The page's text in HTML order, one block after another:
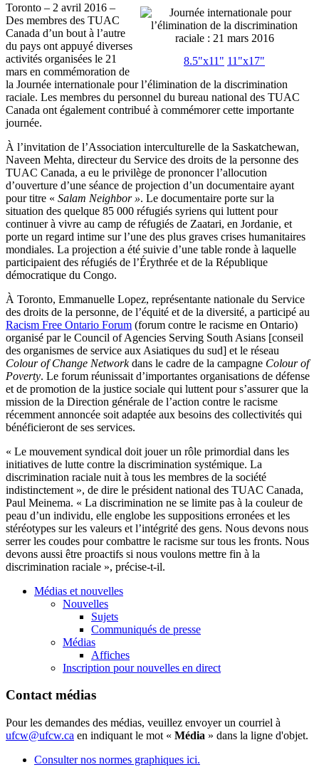
8.5"x11" 11"x17"
Toronto – 2 avril 2016 –
Des membres des TUAC
Canada d’un bout à l’autre
du pays ont appuyé diverses
activités organisées le 21
mars en commémoration de
la Journée internationale pour l’élimination de la discrimination
raciale. Les membres du personnel du bureau national des TUAC
Canada ont également contribué à commémorer cette importante
journée.
À l’invitation de l’Association interculturelle de la Saskatchewan,
Naveen Mehta, directeur du Service des droits de la personne des
TUAC Canada, a eu le privilège de prononcer l’allocution
d’ouverture d’une séance de projection d’un documentaire ayant
pour titre « Salam Neighbor ». Le documentaire porte sur la
situation des quelque 85 000 réfugiés syriens qui luttent pour
continuer à vivre au camp de réfugiés de Zaatari, en Jordanie, et
porte un regard intime sur l’une des plus graves crises humanitaires
mondiales. La projection a été suivie d’une table ronde à laquelle
participaient des réfugiés de l’Érythrée et de la République
démocratique du Congo.
À Toronto, Emmanuelle Lopez, représentante nationale du Service
des droits de la personne, de l’équité et de la diversité, a participé au
Racism Free Ontario Forum (forum contre le racisme en Ontario)
organisé par le Council of Agencies Serving South Asians [conseil
des organismes de service aux Asiatiques du sud] et le réseau
Colour of Change Networkdans le cadre de la campagne Colour of
Poverty. Le forum réunissait d’importantes organisations de défense
et de promotion de la justice sociale qui luttent pour s’assurer que la
mission de la Direction générale de l’action contre le racisme
récemment annoncée soit adaptée aux besoins des collectivités qui
bénéficieront de ses services.
« Le mouvement syndical doit jouer un rôle primordial dans les
initiatives de lutte contre la discrimination systémique. La
discrimination raciale nuit à tous les membres de la société
indistinctement », de dire le président national des TUAC Canada,
Paul Meinema. « La discrimination ne se limite pas à la couleur de
peau d’un individu, elle englobe les suppositions erronées et les
stéréotypes sur les valeurs et l’intégrité des gens. Nous devons nous
serrer les coudes pour combattre le racisme sur tous les fronts. Nous
devons aussi être proactifs si nous voulons mettre fin à la
discrimination raciale », précise-t-il.
Médias et nouvelles
Nouvelles
Sujets
Communiqués de presse
Médias
Affiches
Inscription pour nouvelles en direct
Contact médias
Pour les demandes des médias, veuillez envoyer un courriel à
ufcw@ufcw.ca en indiquant le mot « Média » dans la ligne d'objet.
Consulter nos normes graphiques ici.